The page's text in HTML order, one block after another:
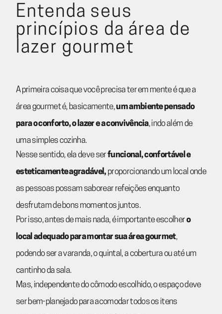
Entenda seus
princípios da área de
lazer gourmet
A primeira coisa que você precisa ter em mente é que a
área gourmet é, basicamente,um ambiente pensado
para o conforto, o lazer e a convivência, indo além de
uma simples cozinha.
Nesse sentido, ela deve serfuncional, confortável e
esteticamente agradável, proporcionando um local onde
as pessoas possam saborear refeições enquanto
desfrutam de bons momentos juntos.
Por isso, antes de mais nada, é importante escolhero
local adequado para montar sua área gourmet,
podendo ser a varanda, o quintal, a cobertura ou até um
cantinho da sala.
Mas, independente do cômodo escolhido, o espaço deve
ser bem-planejado para acomodar todos os itens